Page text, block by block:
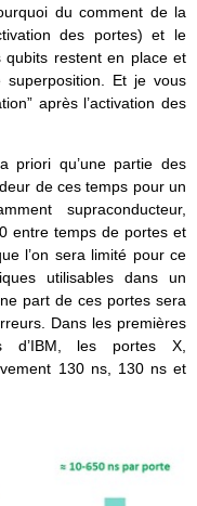
du comment de la
des portes) et le
qubits restent en place et
Et je vous
après l’activation des
priori qu’une partie des
de ces temps pour un
supraconducteur,
entre temps de portes et
l’on sera limité pour ce
utilisables dans un
part de ces portes sera
Dans les premières
d’IBM, les portes X,
130 ns, 130 ns et